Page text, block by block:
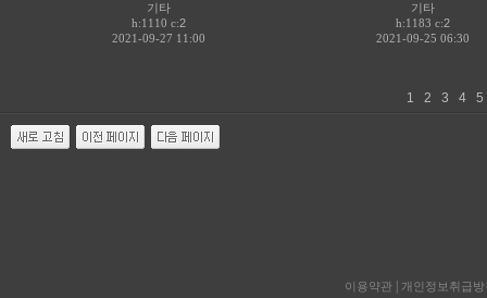
기타
h:1110 c:2
2021-09-27 11:00
기타
h:1183 c:2
2021-09-25 06:30
1 2 3 4
이용약관 개인정보취급방